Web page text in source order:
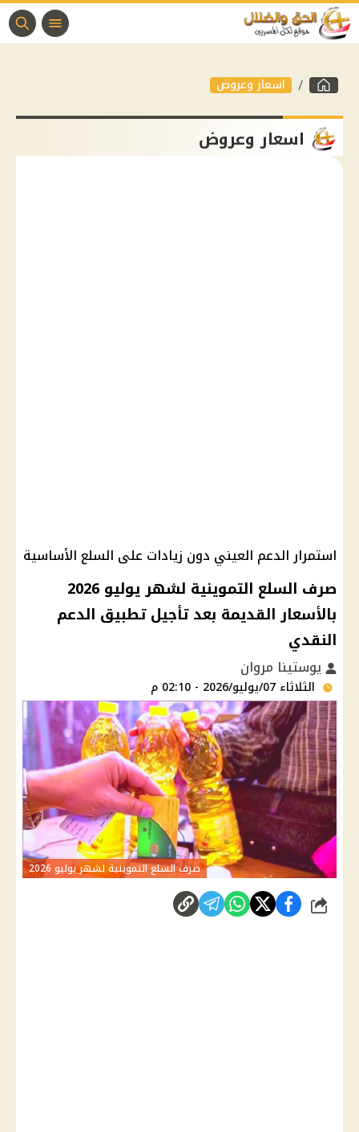
اسعار وعروض
اسعار وعروض
استمرار الدعم العيني دون زيادات على السلع الأساسية
صرف السلع التموينية لشهر يوليو 2026
بالأسعار القديمة بعد تأجيل تطبيق الدعم
النقدي
يوستينا مروان
الثلاثاء 07/يوليو/2026 - 02:10 م
صرف السلع التموينية لشهر يوليو 2026
شارك